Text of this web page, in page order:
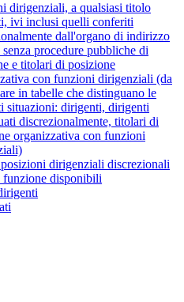
dirigenziali, a qualsiasi titolo
ivi inclusi quelli conferiti
dall'organo di indirizzo
procedure pubbliche di
e titolari di posizione
con funzioni dirigenziali (da
in tabelle che distinguano le
situazioni: dirigenti, dirigenti
discrezionalmente, titolari di
organizzativa con funzioni
dirigenziali discrezionali
funzione disponibili